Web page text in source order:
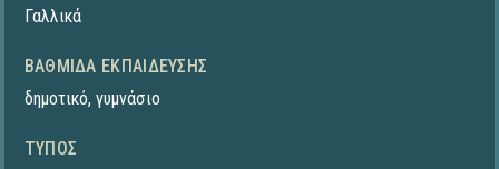
Γαλλικά
ΒΑΘΜΊΔΑ ΕΚΠΑΊΔΕΥΣΗΣ
δημοτικό, γυμνάσιο
ΤΎΠΟΣ